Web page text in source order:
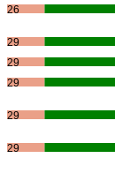
26
29
29
29
29
29